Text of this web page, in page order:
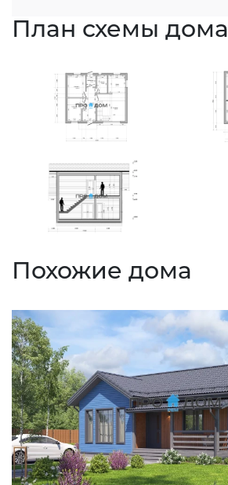
План схемы дома
Похожие дома